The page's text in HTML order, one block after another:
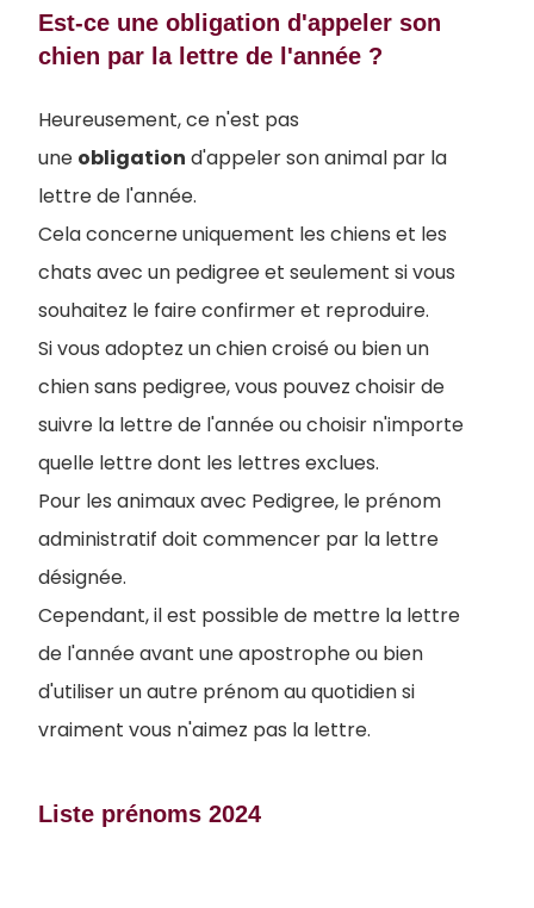
Est-ce une obligation d'appeler son
chien par la lettre de l'année ?
Heureusement, ce n'est pas
une obligation d'appeler son animal par la
lettre de l'année.
Cela concerne uniquement les chiens et les
chats avec un pedigree et seulement si vous
souhaitez le faire confirmer et reproduire.
Si vous adoptez un chien croisé ou bien un
chien sans pedigree, vous pouvez choisir de
suivre la lettre de l'année ou choisir n'importe
quelle lettre dont les lettres exclues.
Pour les animaux avec Pedigree, le prénom
administratif doit commencer par la lettre
désignée.
Cependant, il est possible de mettre la lettre
de l'année avant une apostrophe ou bien
d'utiliser un autre prénom au quotidien si
vraiment vous n'aimez pas la lettre.
Liste prénoms 2024